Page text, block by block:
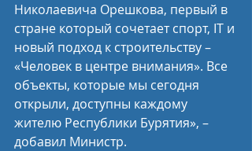
Николаевича Орешкова, первый в
стране который сочетает спорт, IT и
новый подход к строительству –
«Человек в центре внимания». Все
объекты, которые мы сегодня
открыли, доступны каждому
жителю Республики Бурятия», –
добавил Министр.